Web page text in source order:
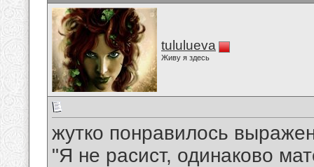
tululueva
Живу я здесь
жутко понравилось
"Я не расист, одинаково